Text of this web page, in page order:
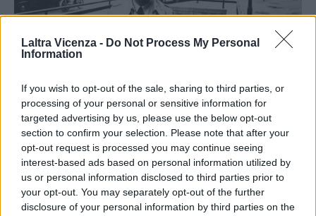
Laltra Vicenza - Do Not Process My Personal
Information
If you wish to opt-out of the sale, sharing to third parties, or
processing of your personal or sensitive information for
targeted advertising by us, please use the below opt-out
section to confirm your selection. Please note that after your
opt-out request is processed you may continue seeing
interest-based ads based on personal information utilized by
us or personal information disclosed to third parties prior to
your opt-out. You may separately opt-out of the further
disclosure of your personal information by third parties on the
Parise in viaggio.
Decide di non tornare a Vicenza ma è indeciso se recarsi a Milano,
Venezia o Roma. Nella capitale diventa amico di Carlo Emilio
Gadda, uomo dalle mille sfaccettature in cui convivono e
coesistono un animo letterario di scrittore e uno pragmatico di
ingegnere.